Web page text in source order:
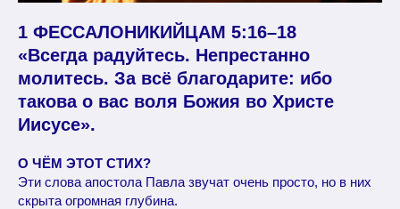
1 ФЕССАЛОНИКИЙЦАМ 5:16–18
«Всегда радуйтесь. Непрестанно
молитесь. За всё благодарите: ибо
такова о вас воля Божия во Христе
Иисусе».
О ЧЁМ ЭТОТ СТИХ?
Эти слова апостола Павла звучат очень просто, но в них
скрыта огромная глубина.